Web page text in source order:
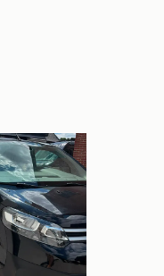
Mes
Favoris